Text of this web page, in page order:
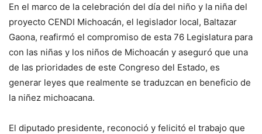
En el marco de la celebración del día del niño y la niña del
proyecto CENDI Michoacán, el legislador local, Baltazar
Gaona, reafirmó el compromiso de esta 76 Legislatura para
con las niñas y los niños de Michoacán y aseguró que una
de las prioridades de este Congreso del Estado, es
generar leyes que realmente se traduzcan en beneficio de
la niñez michoacana.
El diputado presidente, reconoció y felicitó el trabajo que